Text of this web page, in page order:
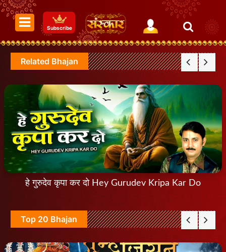
Subscribe
Related Bhajan
हे गुरुदेव कृपा कर दो Hey Gurudev Kripa Kar Do
Top 20 Bhajan